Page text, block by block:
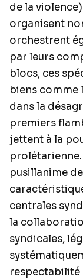
de la
organisent
orchestrent
par leurs
blocs, ces
biens comme
dans la
premiers
jettent à la
pusillanime
centrales
la
syndicales,
respectabilité